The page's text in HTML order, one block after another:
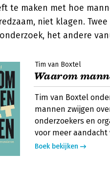
te maken met hoe
niet klagen.
het andere
Tim van Boxtel
Waarom
Tim van Boxtel
mannen zwijgen
onderzoekers en
voor meer
Boek bekijken